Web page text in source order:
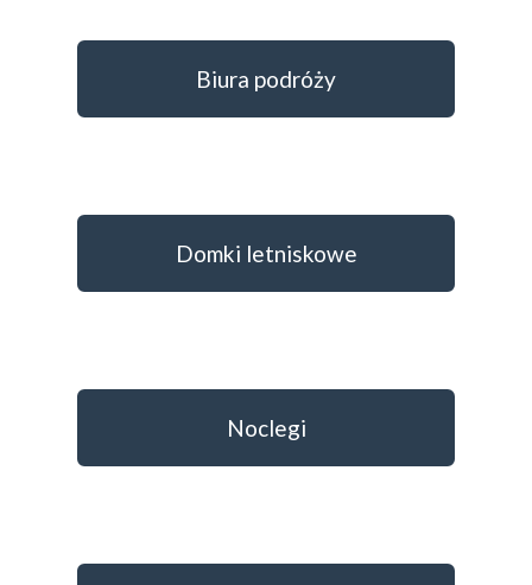
Biura podróży
Domki letniskowe
Noclegi